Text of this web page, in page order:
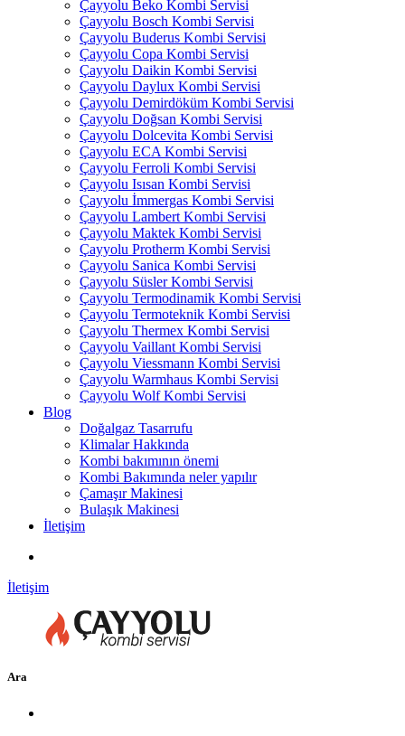
Çayyolu Beko Kombi Servisi
Çayyolu Bosch Kombi Servisi
Çayyolu Buderus Kombi Servisi
Çayyolu Copa Kombi Servisi
Çayyolu Daikin Kombi Servisi
Çayyolu Daylux Kombi Servisi
Çayyolu Demirdöküm Kombi Servisi
Çayyolu Doğsan Kombi Servisi
Çayyolu Dolcevita Kombi Servisi
Çayyolu ECA Kombi Servisi
Çayyolu Ferroli Kombi Servisi
Çayyolu Isısan Kombi Servisi
Çayyolu İmmergas Kombi Servisi
Çayyolu Lambert Kombi Servisi
Çayyolu Maktek Kombi Servisi
Çayyolu Protherm Kombi Servisi
Çayyolu Sanica Kombi Servisi
Çayyolu Süsler Kombi Servisi
Çayyolu Termodinamik Kombi Servisi
Çayyolu Termoteknik Kombi Servisi
Çayyolu Thermex Kombi Servisi
Çayyolu Vaillant Kombi Servisi
Çayyolu Viessmann Kombi Servisi
Çayyolu Warmhaus Kombi Servisi
Çayyolu Wolf Kombi Servisi
Blog
Doğalgaz Tasarrufu
Klimalar Hakkında
Kombi bakımının önemi
Kombi Bakımında neler yapılır
Çamaşır Makinesi
Bulaşık Makinesi
İletişim
İletişim
Ara